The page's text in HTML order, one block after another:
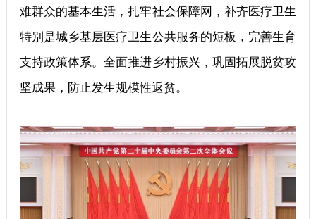
难群众的基本生活，扎牢社会保障网，补齐医疗卫生
特别是城乡基层医疗卫生公共服务的短板，完善生育
支持政策体系。全面推进乡村振兴，巩固拓展脱贫攻
坚成果，防止发生规模性返贫。